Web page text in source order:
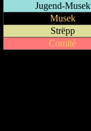
Jugend-Musek
Musek
Strëpp
Comité